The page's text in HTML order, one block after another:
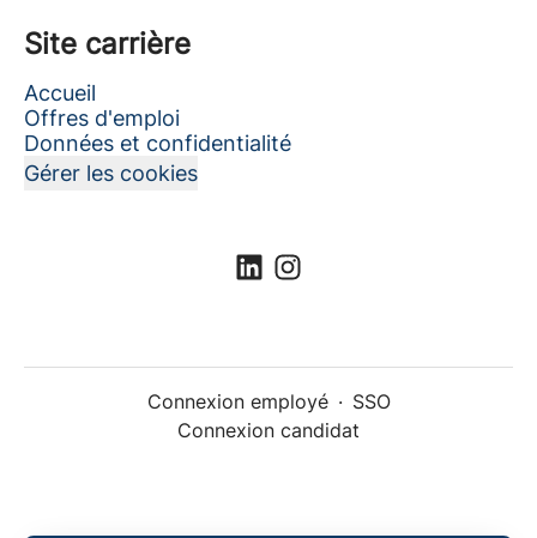
Site carrière
Accueil
Offres d'emploi
Données et confidentialité
Gérer les cookies
Connexion employé · SSO
Connexion candidat